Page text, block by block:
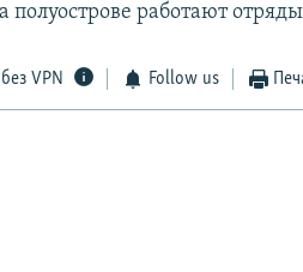
работают
VPN Follow us